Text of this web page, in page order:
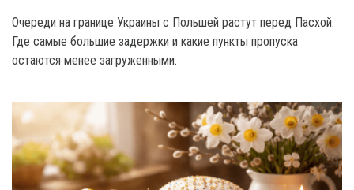
Очереди на границе Украины с Польшей растут перед Пасхой.
Где самые большие задержки и какие пункты пропуска
остаются менее загруженными.